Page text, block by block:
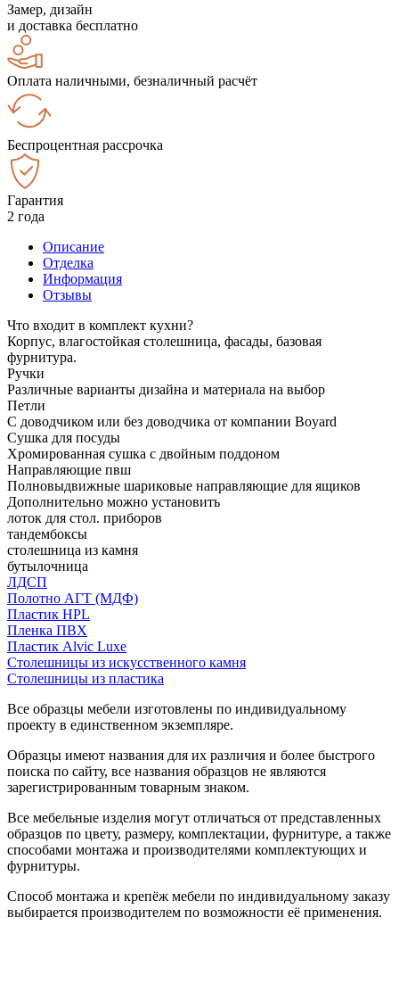
Замер, дизайн
и доставка бесплатно
Оплата наличными, безналичный расчёт
Беспроцентная рассрочка
Гарантия
2 года
Описание
Отделка
Информация
Отзывы
Что входит в комплект кухни?
Корпус, влагостойкая столешница, фасады, базовая
фурнитура.
Ручки
Различные варианты дизайна и материала на выбор
Петли
С доводчиком или без доводчика от компании Boyard
Сушка для посуды
Хромированная сушка с двойным поддоном
Направляющие пвш
Полновыдвижные шариковые направляющие для ящиков
Дополнительно можно установить
лоток для стол. приборов
тандембоксы
столешница из камня
бутылочница
ЛДСП
Полотно АГТ (МДФ)
Пластик HPL
Пленка ПВХ
Пластик Alvic Luxe
Столешницы из искусственного камня
Столешницы из пластика
Все образцы мебели изготовлены по индивидуальному
проекту в единственном экземпляре.
Образцы имеют названия для их различия и более быстрого
поиска по сайту, все названия образцов не являются
зарегистрированным товарным знаком.
Все мебельные изделия могут отличаться от представленных
образцов по цвету, размеру, комплектации, фурнитуре, а также
способами монтажа и производителями комплектующих и
фурнитуры.
Способ монтажа и крепёж мебели по индивидуальному заказу
выбирается производителем по возможности её применения.